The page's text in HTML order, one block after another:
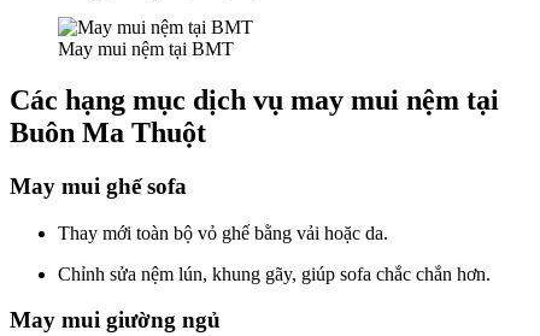
May mui nệm tại BMT
Các hạng mục dịch vụ may mui nệm tại
Buôn Ma Thuột
May mui ghế sofa
Thay mới toàn bộ vỏ ghế bằng vải hoặc da.
Chỉnh sửa nệm lún, khung gãy, giúp sofa chắc chắn hơn.
May mui giường ngủ